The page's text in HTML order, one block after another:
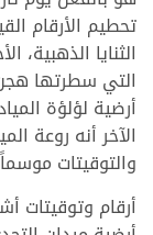
تحطيم الأرقام
التي سطرتها
أرضية لؤلؤة
الآخر أنه روعة
والتوقيتات
أرقام وتوقيتات